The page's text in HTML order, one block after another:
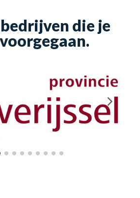
die je
.